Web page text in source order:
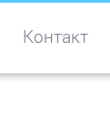
Контакт